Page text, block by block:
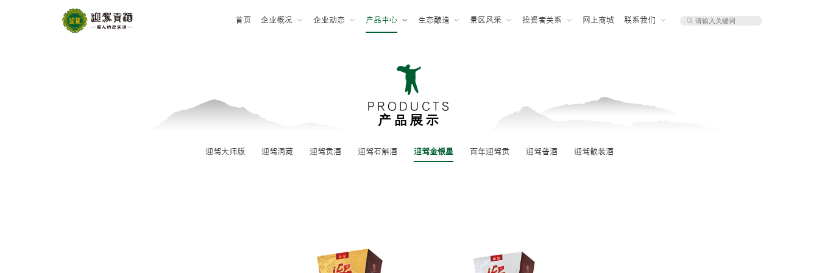
首页 企业概况 企业动态 产品中心 生态酿造 景区风采 投资者关系 网上商城 联系我们
PRODUCTS
产品展示
迎驾大师版 迎驾洞藏 迎驾贡酒 迎驾石斛酒 迎驾金银星 百年迎驾贡 迎驾普酒 迎驾散装酒